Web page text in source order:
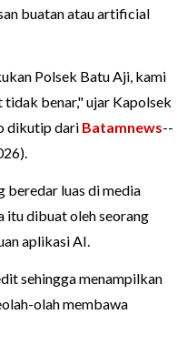
buatan atau artificial
Polsek Batu Aji, kami
benar," ujar Kapolsek
dikutip dari Batamnews--
beredar luas di media
itu dibuat oleh seorang
aplikasi AI.
sehingga menampilkan
olah membawa